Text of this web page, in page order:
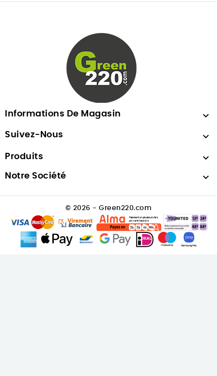
Informations De Magasin 
Suivez-Nous 
Produits 
Notre Société 
© 2026 - Green220.com